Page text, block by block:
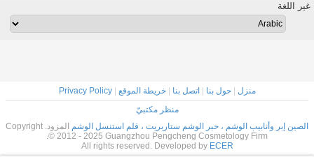
غير اللغة
منزل |حول بنا اتصل بنا |خريطة الموقع |
Privacy Policy
منظر مكتبيّ
الصين إبر وأنابيب الوشم ، حبر الوشم ستاربريت ، قلم استنسل الوشم
المزود. Copyright
© 2012 - 2025 Guangzhou Pengcheng Cosmetology Firm.
All rights reserved. Developed by ECER